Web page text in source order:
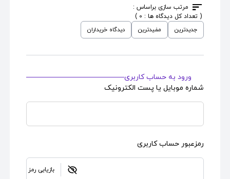
اسکین کارت بانکیطرح
Yellow Porsche
قیمت : 690,000 تومان قیمت : 690,000
مرتب سازی براساس :
( تعداد کل دیدگاه ها : 0 )
جدیدترین
مفیدترین دیدگاه خریداران
ورود به حساب کاربری
شماره موبایل یا پست الکترونیک
رمزعبور حساب کاربری
بازیابی رمز